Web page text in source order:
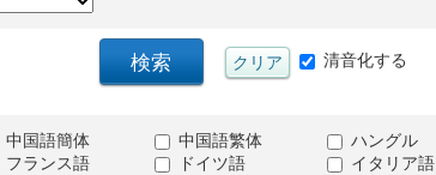
清音化する
中国語簡体 中国語繁体 ハングル
フランス語 ドイツ語 イタリア語